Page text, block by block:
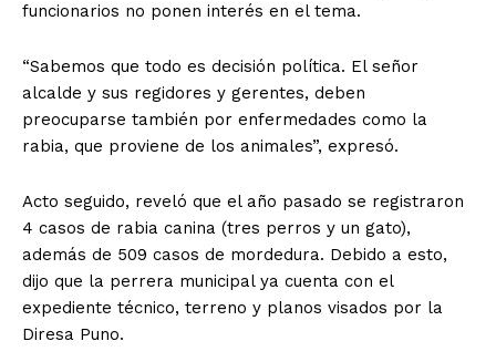
funcionarios no ponen interés en el tema.
“Sabemos que todo es decisión política. El señor
alcalde y sus regidores y gerentes, deben
preocuparse también por enfermedades como la
rabia, que proviene de los animales”, expresó.
Acto seguido, reveló que el año pasado se registraron
4 casos de rabia canina (tres perros y un gato),
además de 509 casos de mordedura. Debido a esto,
dijo que la perrera municipal ya cuenta con el
expediente técnico, terreno y planos visados por la
Diresa Puno.